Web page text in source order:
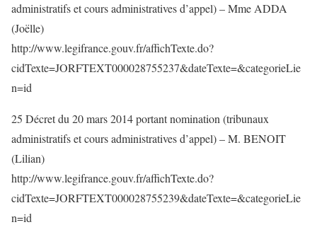
administratifs et cours administratives d’appel) – Mme ADDA
(Joëlle)
http://www.legifrance.gouv.fr/affichTexte.do?
cidTexte=JORFTEXT000028755237&dateTexte=&categorieLie
n=id
25 Décret du 20 mars 2014 portant nomination (tribunaux
administratifs et cours administratives d’appel) – M. BENOIT
(Lilian)
http://www.legifrance.gouv.fr/affichTexte.do?
cidTexte=JORFTEXT000028755239&dateTexte=&categorieLie
n=id